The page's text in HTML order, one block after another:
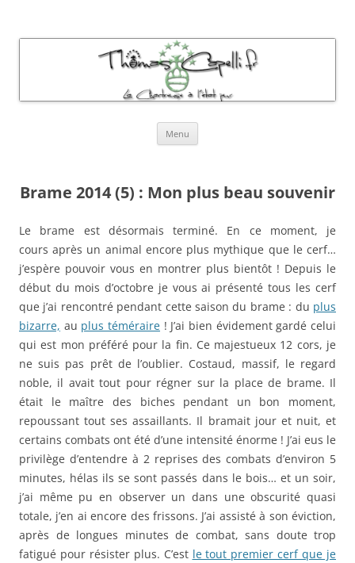
Menu
Brame 2014 (5) : Mon plus beau souvenir
Le brame est désormais terminé. En ce moment, je
cours après un animal encore plus mythique que le cerf…
j’espère pouvoir vous en montrer plus bientôt ! Depuis le
début du mois d’octobre je vous ai présenté tous les cerf
que j’ai rencontré pendant cette saison du brame : du plus
bizarre, au plus téméraire ! J’ai bien évidement gardé celui
qui est mon préféré pour la fin. Ce majestueux 12 cors, je
ne suis pas prêt de l’oublier. Costaud, massif, le regard
noble, il avait tout pour régner sur la place de brame. Il
était le maître des biches pendant un bon moment,
repoussant tout ses assaillants. Il bramait jour et nuit, et
certains combats ont été d’une intensité énorme ! J’ai eus le
privilège d’entendre à 2 reprises des combats d’environ 5
minutes, hélas ils se sont passés dans le bois… et un soir,
j’ai même pu en observer un dans une obscurité quasi
totale, j’en ai encore des frissons. J’ai assisté à son éviction,
après de longues minutes de combat, sans doute trop
fatigué pour résister plus. C’est le tout premier cerf que je